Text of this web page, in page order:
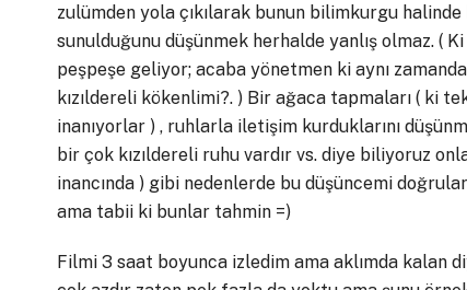
zulümden yola çıkılarak bunun bilimkurgu
sunulduğunu düşünmek herhalde yanlış olmaz. (
peşpeşe geliyor; acaba yönetmen ki aynı
kızıldereli kökenlimi?. ) Bir ağaca tapmaları ( ki
inanıyorlar ) , ruhlarla iletişim kurduklarını
bir çok kızıldereli ruhu vardır vs. diye biliyoruz
inancında ) gibi nedenlerde bu düşüncemi
ama tabii ki bunlar tahmin =)
Filmi 3 saat boyunca izledim ama aklımda kalan